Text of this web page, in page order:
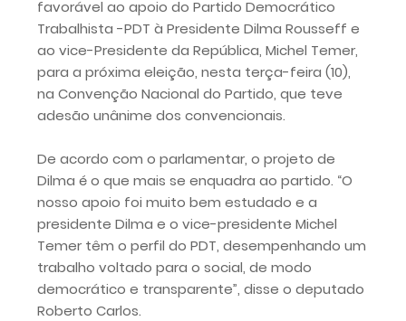
favorável ao apoio do Partido Democrático
Trabalhista -PDT à Presidente Dilma Rousseff e
ao vice-Presidente da República, Michel Temer,
para a próxima eleição, nesta terça-feira (10),
na Convenção Nacional do Partido, que teve
adesão unânime dos convencionais.
De acordo com o parlamentar, o projeto de
Dilma é o que mais se enquadra ao partido. “O
nosso apoio foi muito bem estudado e a
presidente Dilma e o vice-presidente Michel
Temer têm o perfil do PDT, desempenhando um
trabalho voltado para o social, de modo
democrático e transparente”, disse o deputado
Roberto Carlos.